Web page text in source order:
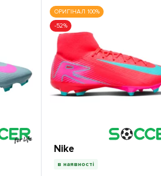
ОРИГІНАЛ 100%
-52%
Nike
в наявності